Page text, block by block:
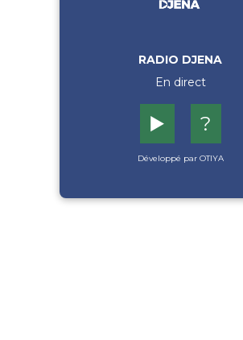
RADIO DJENA
En direct
▶️ ?
Développé par OTIYA